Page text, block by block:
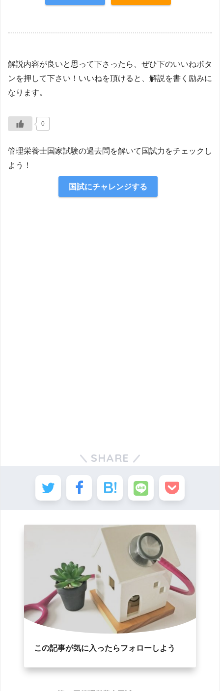
解説内容が良いと思って下さったら、ぜひ下のいいねボタ
ンを押して下さい！いいねを頂けると、解説を書く励みに
なります。
0
管理栄養士国家試験の過去問を解いて国試力をチェックし
よう！
国試にチャレンジする
SHARE
この記事が気に入ったらフォローしよう